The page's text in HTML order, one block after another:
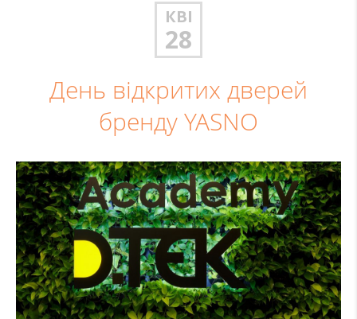
КВІ
28
День відкритих дверей
бренду YASNO